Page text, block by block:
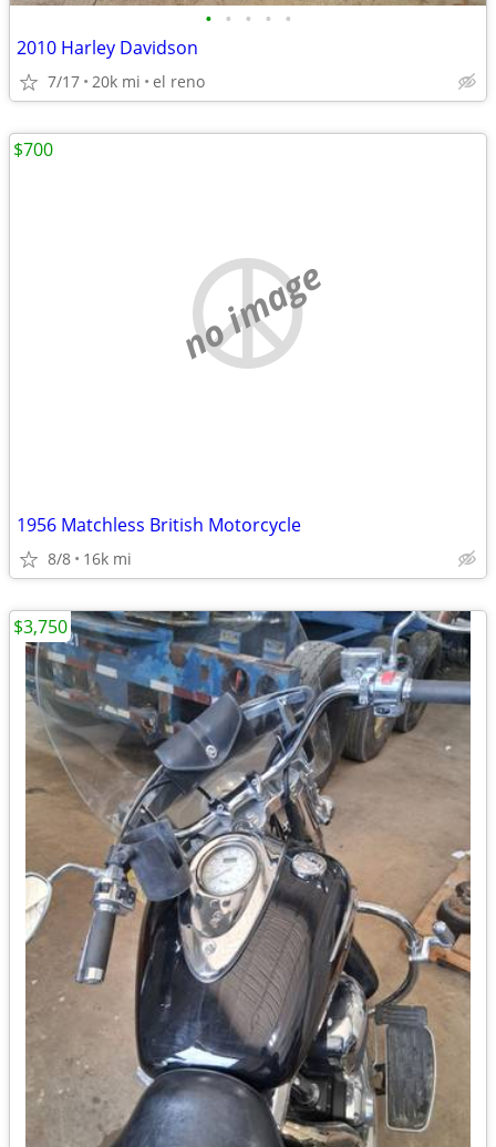
• • • • •
2010 Harley Davidson
7/17 20k mi el reno
no image
1956 Matchless British Motorcycle
8/8 16k mi
$700
$3,750